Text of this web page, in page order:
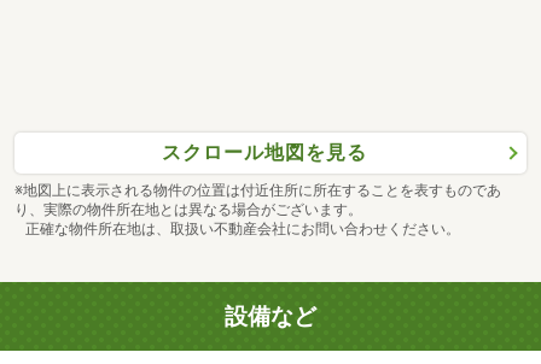
スクロール地図を見る
※地図上に表示される物件の位置は付近住所に所在することを表すものであ
り、実際の物件所在地とは異なる場合がございます。
正確な物件所在地は、取扱い不動産会社にお問い合わせください。
設備など